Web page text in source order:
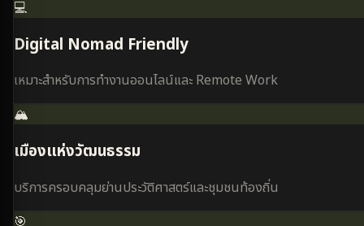
💻
Digital Nomad Friendly
เหมาะสำหรับการทำงานออนไลน์และ Remote Work
🏔️
เมืองแห่งวัฒนธรรม
บริการครอบคลุมย่านประวัติศาสตร์และชุมชนท้องถิ่น
🎯